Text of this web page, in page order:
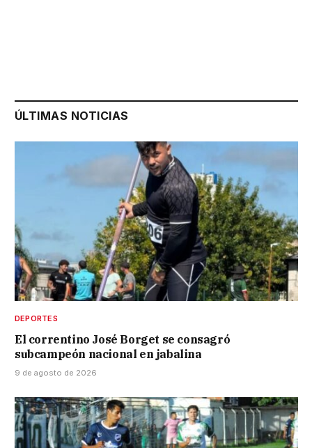
ÚLTIMAS NOTICIAS
DEPORTES
El correntino José Borget se consagró
subcampeón nacional en jabalina
9 de agosto de 2026